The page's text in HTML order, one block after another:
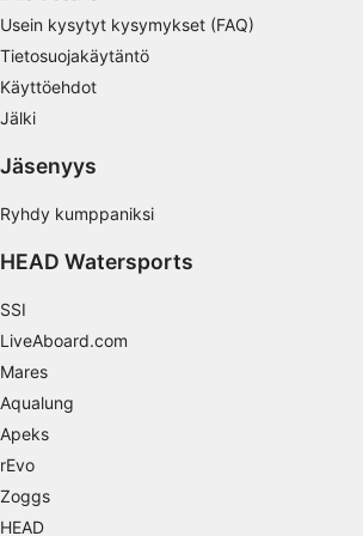
Usein kysytyt kysymykset (FAQ)
Tietosuojakäytäntö
Käyttöehdot
Jälki
Jäsenyys
Ryhdy kumppaniksi
HEAD Watersports
SSI
LiveAboard.com
Mares
Aqualung
Apeks
rEvo
Zoggs
HEAD
Mainonnan tehokkuuden mittaaminen
Sisällön tehokkuuden mittaaminen
Palvelujen kehittäminen ja parantaminen
Rajoitettujen tietojen käyttö sisällön
valitsemiseen
IAB:n erityispiirteet:
Tarkkojen sijaintitietojen käyttäminen
Tunnista laitteet aktiivisesti pyydettyjen
Muut kuin IAB:n käsittelytarkoitukset:
Välttämätön